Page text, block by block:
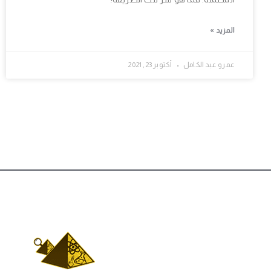
المزيد »
عمرو عبد الكامل أكتوبر 23, 2021